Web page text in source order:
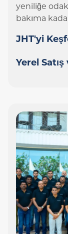
yeniliğe
bakıma
JHT'yi
Yerel